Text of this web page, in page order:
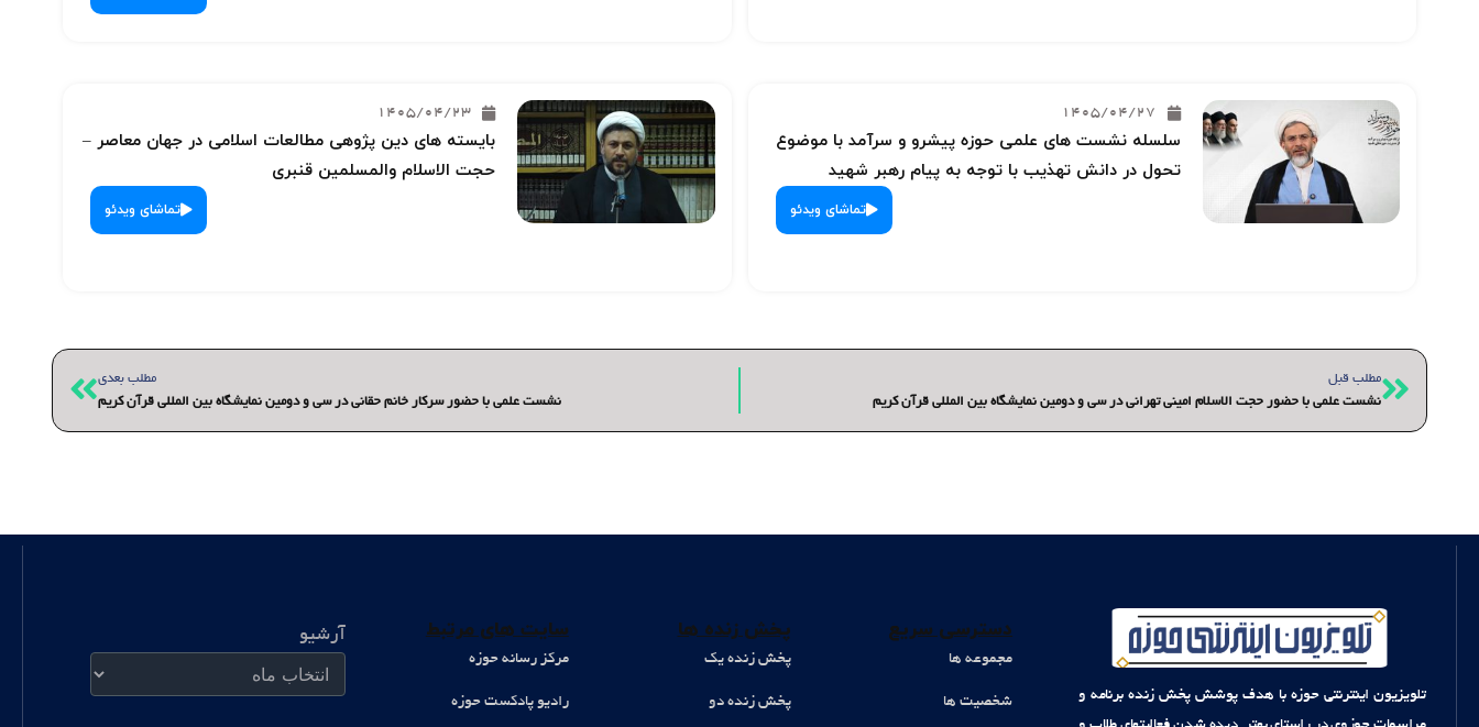
1405/04/27
سلسله نشست های علمی حوزه پیشرو و سرآمد با موضوع
تحول در دانش تهذیب با توجه به پیام رهبر شهید
تماشای ویدئو
1405/04/23
بایسته های دین پژوهی مطالعات اسلامی در جهان معاصر –
حجت الاسلام والمسلمین قنبری
تماشای ویدئو
قبلیمطلب قبل
نشست علمی با حضور حجت الاسلام امینی تهرانی در سی و دومین نمایشگاه بین المللی قرآن کریم
مطلب بعدی
نشست علمی با حضور سرکار خانم حقانی در سی و دومین نمایشگاه بین المللی قرآن کریم
بعدی
تلویزیون اینترنتی حوزه با هدف پوشش پخش زنده برنامه و
دسترسی سریع
مجموعه ها
شخصیت ها
پخش زنده ها
پخش زنده یک
پخش زنده دو
سایت های مرتبط
مرکز رسانه حوزه
رادیو پادکست حوزه
آرشیو
آرشیو